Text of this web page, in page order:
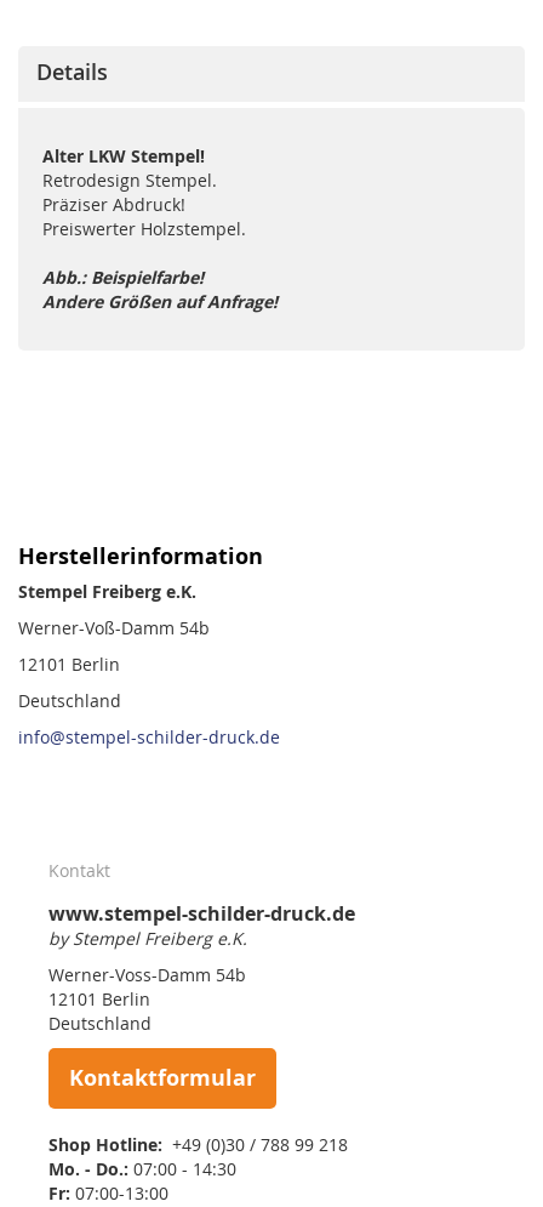
Details
Alter LKW Stempel!
Retrodesign Stempel.
Präziser Abdruck!
Preiswerter Holzstempel.
Abb.: Beispielfarbe!
Andere Größen auf Anfrage!
Herstellerinformation
Stempel Freiberg e.K.
Werner-Voß-Damm 54b
12101 Berlin
Deutschland
info@stempel-schilder-druck.de
Kontakt
www.stempel-schilder-druck.de
by Stempel Freiberg e.K.
Werner-Voss-Damm 54b
12101 Berlin
Deutschland
Kontaktformular
Shop Hotline: +49 (0)30 / 788 99 218
Mo. - Do.: 07:00 - 14:30
Fr: 07:00-13:00